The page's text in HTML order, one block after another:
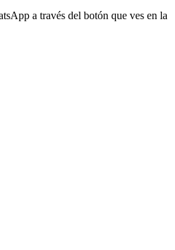
a través del botón que ves en la